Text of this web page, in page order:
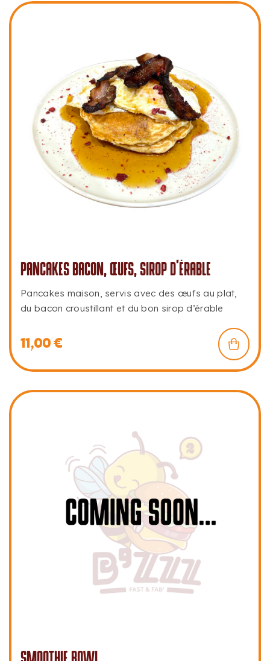
PANCAKES BACON, ŒUFS, SIROP D’ÉRABLE
Pancakes maison, servis avec des œufs au plat,
du bacon croustillant et du bon sirop d’érable
11,00€